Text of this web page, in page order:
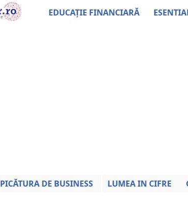
EDUCAȚIE FINANCIARĂ
PICĂTURA DE BUSINESS LUMEA IN CIFRE